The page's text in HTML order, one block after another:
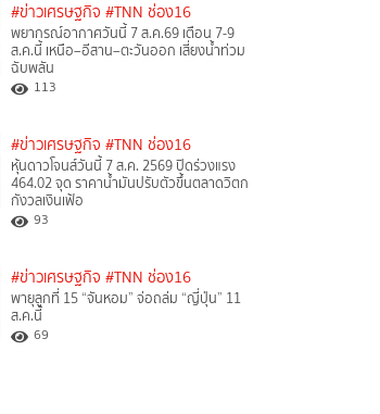
#ข่าวเศรษฐกิจ #TNN ช่อง16
พยากรณ์อากาศวันนี้ 7 ส.ค.69 เตือน 7-9
ส.ค.นี้ เหนือ–อีสาน–ตะวันออก เสี่ยงน้ำท่วม
ฉับพลัน
113
#ข่าวเศรษฐกิจ #TNN ช่อง16
หุ้นดาวโจนส์วันนี้ 7 ส.ค. 2569 ปิดร่วงแรง
464.02 จุด ราคาน้ำมันปรับตัวขึ้นตลาดวิตก
กังวลเงินเฟ้อ
93
#ข่าวเศรษฐกิจ #TNN ช่อง16
พายุลูกที่ 15 “จันหอม” จ่อถล่ม “ญี่ปุ่น” 11
ส.ค.นี้
69